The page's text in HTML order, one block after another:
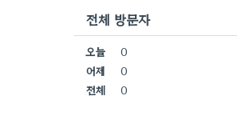
전체 방문자
오늘
0
어제
0
전체
0